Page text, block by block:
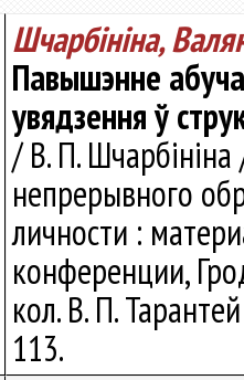
Шчарбініна,
Павышэнне
увядзення ў
/ В. П.
непрерывного
личности :
конференции,
кол. В. П.
113.